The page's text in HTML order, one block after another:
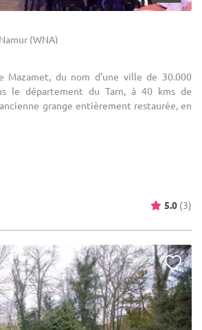
(WNA)
Mazamet, du nom d'une ville de 30.000
le département du Tarn, à 40 kms de
grange entièrement restaurée, en
5.0 (3)